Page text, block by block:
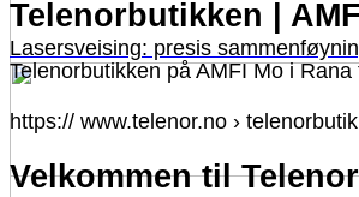
Lasersveising: presis
Telenorbutikken |
Telenorbutikken på AMFI Mo i
https:// www.telenor.no ›
Velkommen til